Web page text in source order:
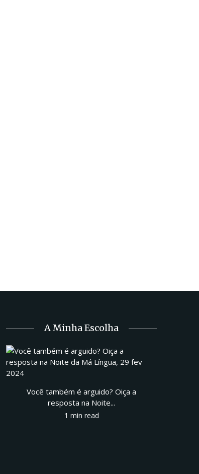
A Minha Escolha
Você também é arguido? Oiça a
resposta na Noite...
1 min read